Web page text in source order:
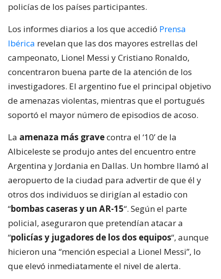
policías de los países participantes.
Los informes diarios a los que accedió Prensa
Ibérica revelan que las dos mayores estrellas del
campeonato, Lionel Messi y Cristiano Ronaldo,
concentraron buena parte de la atención de los
investigadores. El argentino fue el principal objetivo
de amenazas violentas, mientras que el portugués
soportó el mayor número de episodios de acoso.
La amenaza más gravecontra el ‘10’ de la
Albiceleste se produjo antes del encuentro entre
Argentina y Jordania en Dallas. Un hombre llamó al
aeropuerto de la ciudad para advertir de que él y
otros dos individuos se dirigían al estadio con
“bombas caseras y un AR-15“. Según el parte
policial, aseguraron que pretendían atacar a
“policías y jugadores de los dos equipos“, aunque
hicieron una “mención especial a Lionel Messi”, lo
que elevó inmediatamente el nivel de alerta.